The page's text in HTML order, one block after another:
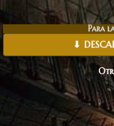
Para
⬇